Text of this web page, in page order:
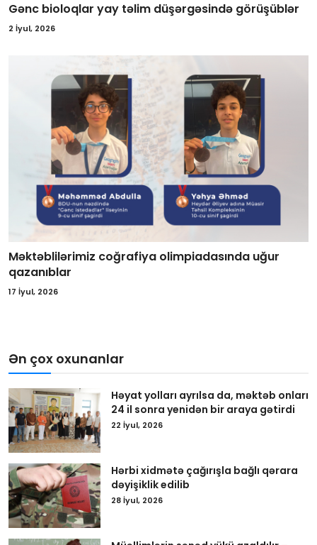
Gənc bioloqlar yay təlim düşərgəsində görüşüblər
2 İyul, 2026
Məktəblilərimiz coğrafiya olimpiadasında uğur
qazanıblar
17 İyul, 2026
Ən çox oxunanlar
Həyat yolları ayrılsa da, məktəb onları
24 il sonra yenidən bir araya gətirdi
22 İyul, 2026
Hərbi xidmətə çağırışla bağlı qərara
dəyişiklik edilib
28 İyul, 2026